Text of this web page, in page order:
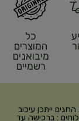
כל
המוצרים
מיבואנים
רשמיים
בתקופת החגים ייתכן עיכוב
: ברכישה עד